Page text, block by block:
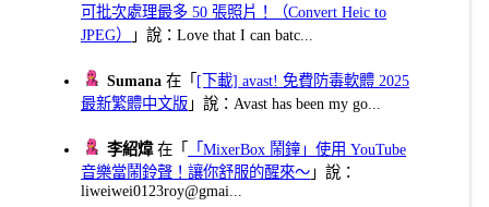
可批次處理最多 50 張照片！（Convert Heic to
JPEG）
」說：Love that I can batc...
Sumana 在「 [下載] avast! 免費防毒軟體 2025
最新繁體中文版 」說：Avast has been my go...
李紹煒在「
「MixerBox 鬧鐘」使用 YouTube
音樂當鬧鈴聲！讓你舒服的醒來～ 」說：
liweiwei0123roy@gmai...